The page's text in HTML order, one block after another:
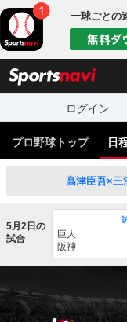
一球ごとの
ログイン
プロ野球トップ 日
髙津臣吾×三
5月2日の
試合
巨人
阪神